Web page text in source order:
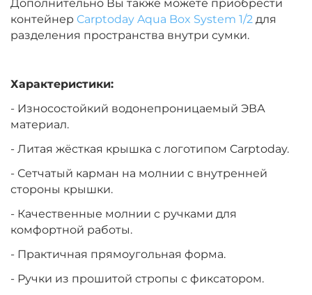
Дополнительно Вы также можете приобрести
контейнер Carptoday Aqua Box System 1/2 для
разделения пространства внутри сумки.
Характеристики:
- Износостойкий водонепроницаемый ЭВА
материал.
- Литая жёсткая крышка с логотипом Carptoday.
- Сетчатый карман на молнии с внутренней
стороны крышки.
- Качественные молнии с ручками для
комфортной работы.
- Практичная прямоугольная форма.
- Ручки из прошитой стропы с фиксатором.